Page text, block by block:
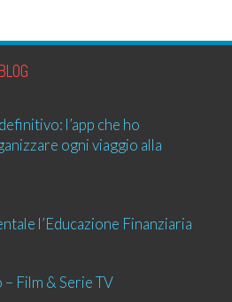
l’app che ho
ogni viaggio alla
l’Educazione Finanziaria
– Film & Serie TV